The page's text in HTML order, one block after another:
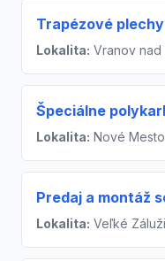
Trapézové plechy
Lokalita: Vranov
Špeciálne
Lokalita: Nové
Predaj a montáž
Lokalita: Veľké